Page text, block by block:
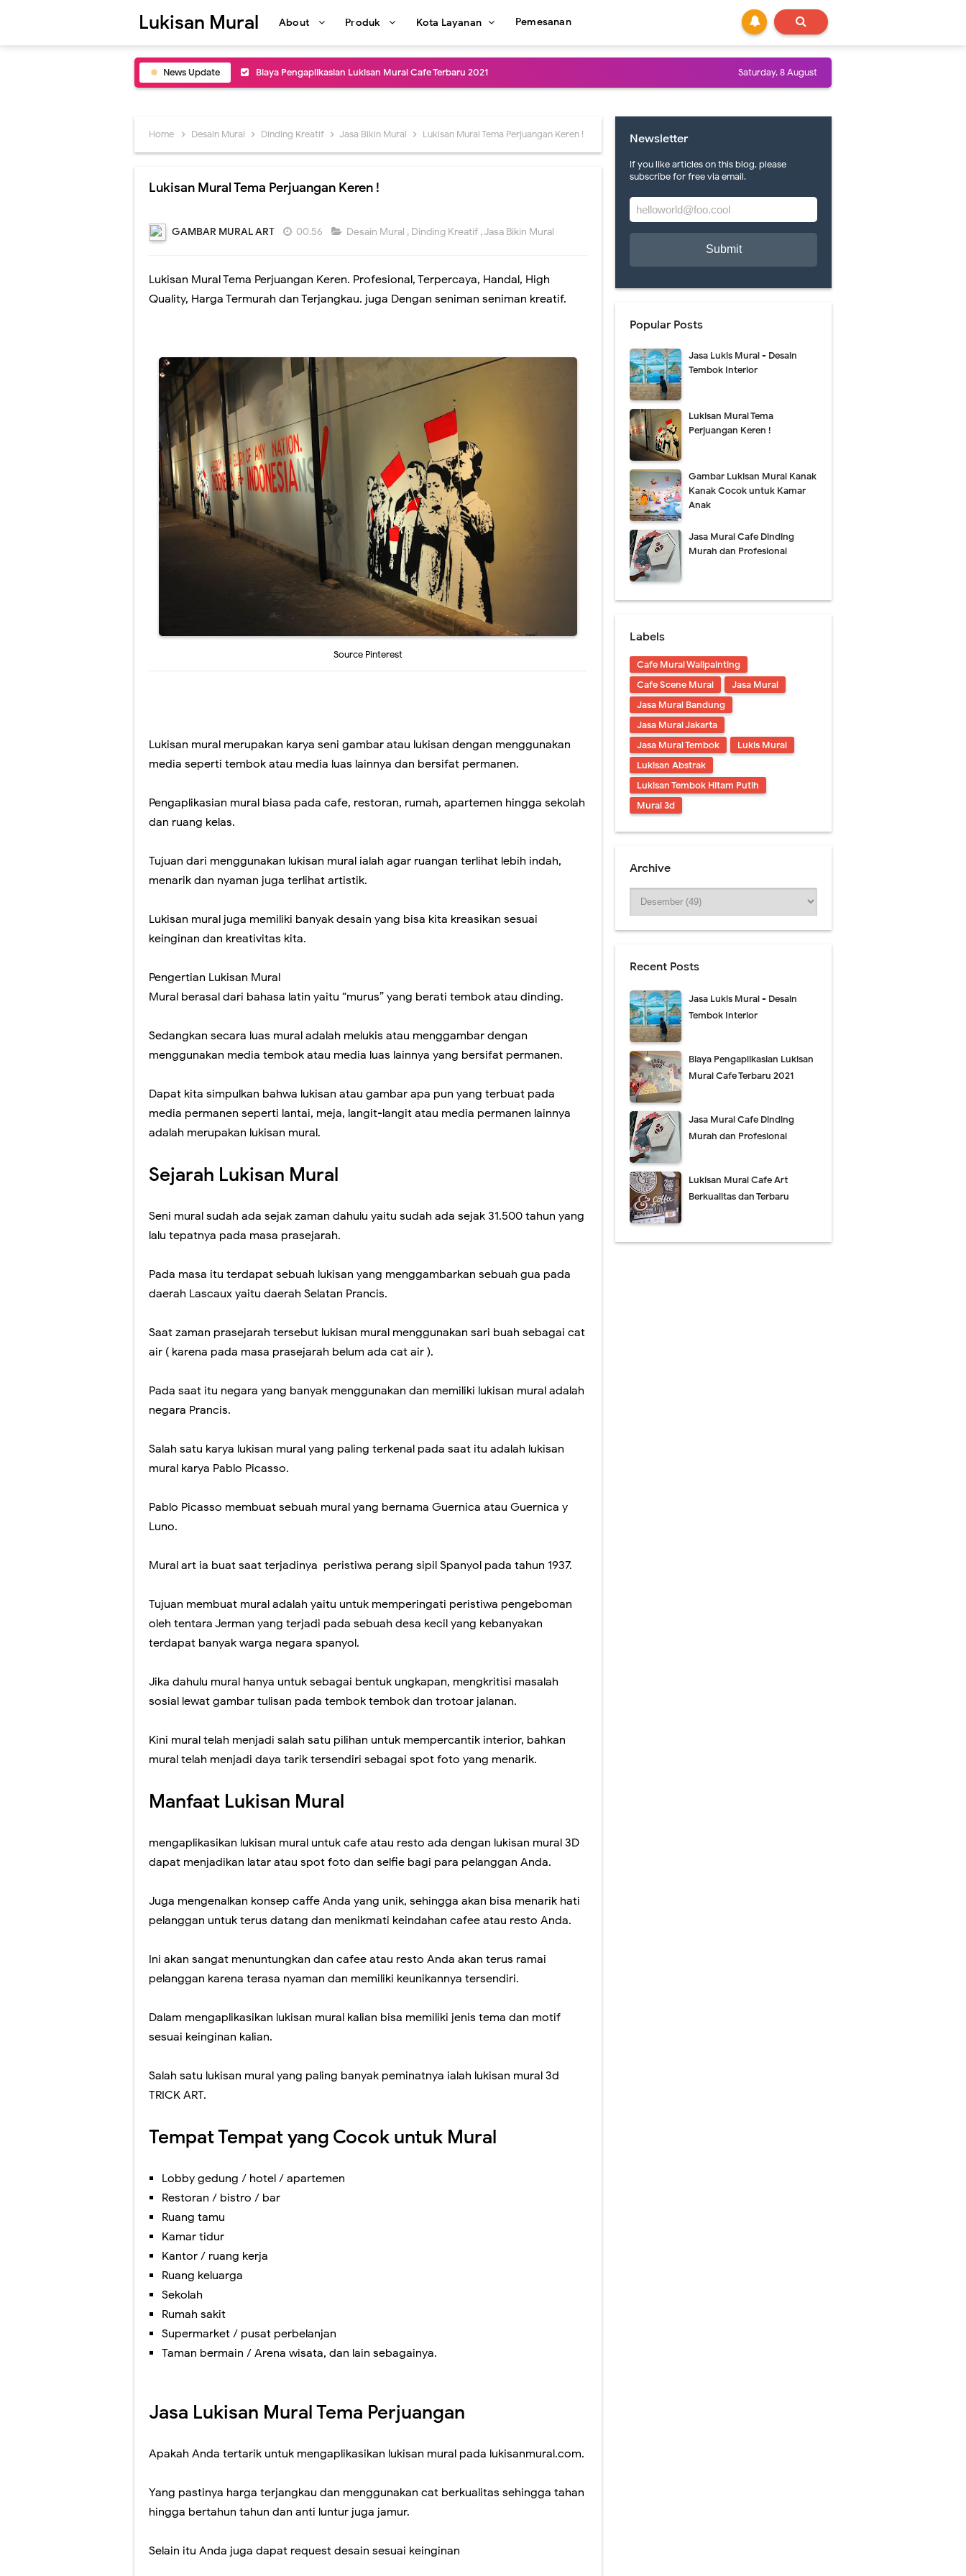
Lukisan Mural About Produk Kota Layanan Pemesanan
News Update Biaya Pengaplikasian Lukisan Mural Cafe Terbaru 2021
Lukisan Mural Cafe Art Berkualitas dan Terbaru
Lukisan Mural Dinding Cafe Kekinian dan Kreatif
Jasa Buat Lukisan Mural Dinding Coffee Shop Termurah
Lukisan Mural Dinding Coffee Shop Berkualitas
Perbedaan Lukisan Mural dan Grafiti yang Ternyata Berbeda
Gambar Lukisan Lukisan Mural Terbaik 2021
Lukisan Mural Menarik Cocok Untuk Rumah Minimalis
Jasa Lukis Mural Dengan Kualitas Terbaik Se Indonesia
Lukisan Mural Pendidikan Harga Terbaru 2021
Lukisan Mural Tema Lingkungan Untuk Medukasi
Harga Lukisan Mural Dinding Sekolah TK
Jasa Lukis Mural Cafe Harga Terbaru 2021
Jasa Lukis Mural Simple & Modern Untuk Ruangan
Jasa Lukis Mural - Desain Tembok Interior
Saturday, 8 August
Home Desain Mural Dinding Kreatif Jasa Bikin Mural Lukisan Mural Tema Perjuangan Keren !
Lukisan Mural Tema Perjuangan Keren !
GAMBAR MURAL ART 00.56 Desain Mural , Dinding Kreatif ,Jasa Bikin Mural
Lukisan Mural Tema Perjuangan Keren. Profesional, Terpercaya, Handal, High
Quality, Harga Termurah dan Terjangkau. juga Dengan seniman seniman kreatif.
Source Pinterest
Lukisan mural merupakan karya seni gambar atau lukisan dengan menggunakan
media seperti tembok atau media luas lainnya dan bersifat permanen.
Pengaplikasian mural biasa pada cafe, restoran, rumah, apartemen hingga sekolah
dan ruang kelas.
Tujuan dari menggunakan lukisan mural ialah agar ruangan terlihat lebih indah,
menarik dan nyaman juga terlihat artistik.
Lukisan mural juga memiliki banyak desain yang bisa kita kreasikan sesuai
keinginan dan kreativitas kita.
Pengertian Lukisan Mural
Mural berasal dari bahasa latin yaitu “murus” yang berati tembok atau dinding.
Sedangkan secara luas mural adalah melukis atau menggambar dengan
menggunakan media tembok atau media luas lainnya yang bersifat permanen.
Dapat kita simpulkan bahwa lukisan atau gambar apa pun yang terbuat pada
media permanen seperti lantai, meja, langit-langit atau media permanen lainnya
adalah merupakan lukisan mural.
Sejarah Lukisan Mural
Seni mural sudah ada sejak zaman dahulu yaitu sudah ada sejak 31.500 tahun yang
lalu tepatnya pada masa prasejarah.
Pada masa itu terdapat sebuah lukisan yang menggambarkan sebuah gua pada
daerah Lascaux yaitu daerah Selatan Prancis.
Saat zaman prasejarah tersebut lukisan mural menggunakan sari buah sebagai cat
air ( karena pada masa prasejarah belum ada cat air ).
Pada saat itu negara yang banyak menggunakan dan memiliki lukisan mural adalah
negara Prancis.
Salah satu karya lukisan mural yang paling terkenal pada saat itu adalah lukisan
mural karya Pablo Picasso.
Pablo Picasso membuat sebuah mural yang bernama Guernica atau Guernica y
Luno.
Mural art ia buat saat terjadinya peristiwa perang sipil Spanyol pada tahun 1937.
Tujuan membuat mural adalah yaitu untuk memperingati peristiwa pengeboman
oleh tentara Jerman yang terjadi pada sebuah desa kecil yang kebanyakan
terdapat banyak warga negara spanyol.
Jika dahulu mural hanya untuk sebagai bentuk ungkapan, mengkritisi masalah
sosial lewat gambar tulisan pada tembok tembok dan trotoar jalanan.
Kini mural telah menjadi salah satu pilihan untuk mempercantik interior, bahkan
mural telah menjadi daya tarik tersendiri sebagai spot foto yang menarik.
Manfaat Lukisan Mural
mengaplikasikan lukisan mural untuk cafe atau resto ada dengan lukisan mural 3D
dapat menjadikan latar atau spot foto dan selfie bagi para pelanggan Anda.
Juga mengenalkan konsep caffe Anda yang unik, sehingga akan bisa menarik hati
pelanggan untuk terus datang dan menikmati keindahan cafee atau resto Anda.
Ini akan sangat menuntungkan dan cafee atau resto Anda akan terus ramai
pelanggan karena terasa nyaman dan memiliki keunikannya tersendiri.
Dalam mengaplikasikan lukisan mural kalian bisa memiliki jenis tema dan motif
sesuai keinginan kalian.
Salah satu lukisan mural yang paling banyak peminatnya ialah lukisan mural 3d
TRICK ART.
Tempat Tempat yang Cocok untuk Mural
Lobby gedung / hotel / apartemen
Restoran / bistro / bar
Ruang tamu
Kamar tidur
Kantor / ruang kerja
Ruang keluarga
Sekolah
Rumah sakit
Supermarket / pusat perbelanjan
Taman bermain / Arena wisata, dan lain sebagainya.
Jasa Lukisan Mural Tema Perjuangan
Apakah Anda tertarik untuk mengaplikasikan lukisan mural pada lukisanmural.com.
Yang pastinya harga terjangkau dan menggunakan cat berkualitas sehingga tahan
hingga bertahun tahun dan anti luntur juga jamur.
Selain itu Anda juga dapat request desain sesuai keinginan
Newsletter
If you like articles on this blog, please
subscribe for free via email.
Popular Posts
Jasa Lukis Mural - Desain
Tembok Interior
Lukisan Mural Tema
Perjuangan Keren !
Gambar Lukisan Mural Kanak
Kanak Cocok untuk Kamar
Anak
Jasa Mural Cafe Dinding
Murah dan Profesional
Labels
Cafe Mural Wallpainting
Cafe Scene Mural
Jasa Mural
Jasa Mural Bandung
Jasa Mural Jakarta
Jasa Mural Tembok
Lukis Mural
Lukisan Abstrak
Lukisan Tembok Hitam Putih
Mural 3d
Archive
Recent Posts
Jasa Lukis Mural - Desain
Tembok Interior
Biaya Pengaplikasian Lukisan
Mural Cafe Terbaru 2021
Jasa Mural Cafe Dinding
Murah dan Profesional
Lukisan Mural Cafe Art
Berkualitas dan Terbaru